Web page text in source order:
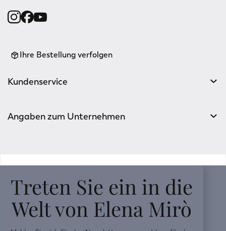
Ihre Bestellung verfolgen
Kundenservice
Angaben zum Unternehmen
Treten Sie ein in die
Welt von Elena Mirò